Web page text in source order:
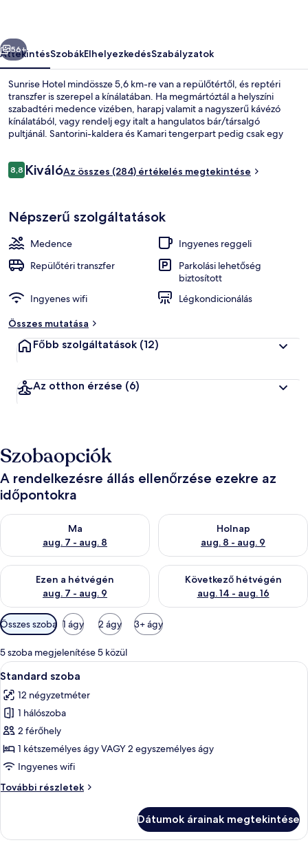
Következő
56+
ÁttekintésSzobákElhelyezkedésSzabályzatok
Sunrise Hotel mindössze 5,6 km-re van a repülőtértől, és reptéri
transzfer is szerepel a kínálatában. Ha megmártóztál a helyszíni
szabadtéri medence vizében, harapj valamit a nagyszerű kávézó
kínálatából, vagy rendelj egy italt a hangulatos bár/társalgó
pultjánál. Santorini-kaldera és Kamari tengerpart pedig csak egy
Értékelések
8,88,8 ennyiből: 10
KiválóAz összes (284) értékelés megtekintése
Népszerű szolgáltatások
Medence
Ingyenes reggeli
Repülőtéri transzfer
Parkolási lehetőség
biztosított
Ingyenes wifi
Légkondicionálás
Összes mutatása
Főbb szolgáltatások (12)
Az otthon érzése (6)
Szobaopciók
A rendelkezésre állás ellenőrzése ezekre az
időpontokra
Ma
aug. 7 - aug. 8
A ma esti rendelkezésre állás ellenőrzése: aug. 7 - aug. 8
Holnap
aug. 8 - aug. 9
A holnapi rendelkezésre állás
Ezen a hétvégén
aug. 7 - aug. 9
A mostani hétvégi rendelkezésre állás ellenőrzése: aug. 7 -
Következő hétvégén
aug. 14 - aug. 16
A következő hétvégi
Szobákhoz
rendelkezésre
álló
szűrők
Összes szoba 1 ágy 2 ágy 3+ ágy
5 szoba megjelenítése 5 közül
A
következő
szoba
összes
képének
megtekintése:
Standard
Egy hálószoba, amelyben található
13
Standard szoba
12 négyzetméter
1 hálószoba
2 férőhely
1 kétszemélyes ágy VAGY 2 egyszemélyes ágy
Ingyenes wifi
További részletek
Standard
Dátumok árainak megtekintése